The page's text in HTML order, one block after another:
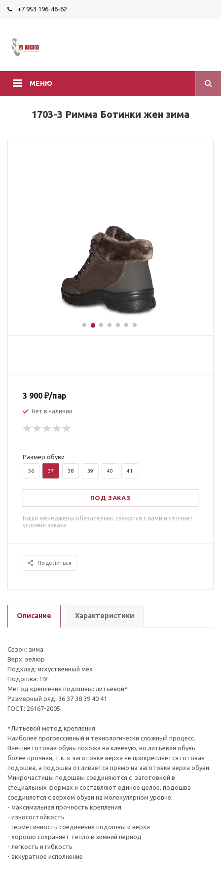
+7 953 196-46-62
МЕНЮ
1703-3 Римма Ботинки жен зима
3 900 ₽/пар
Нет в наличии
Размер обуви
36 37 38 39 40 41
ПОД ЗАКАЗ
Наши менеджеры обязательно свяжутся с вами и уточнят
условия заказа
Поделиться
Описание Характеристики
Сезон: зима
Верх: велюр
Подклад: искуственный мех
Подошва: ПУ
Метод крепления подошвы: литьевой*
Размерный ряд: 36 37 38 39 40 41
ГОСТ: 26167-2005
*Литьевой метод крепления
Наиболее прогрессивный и технологически сложный процесс.
Внешне готовая обувь похожа на клеевую, но литьевая обувь
более прочная, т.к. к заготовке верха не прикрепляется готовая
подошва, а подошва отливается прямо на заготовке верха обуви.
Микрочастицы подошвы соединяются с заготовкой в
специальных формах и составляют единое целое, подошва
соединяется с верхом обуви на молекулярном уровне.
- максимальная прочность крепления
- износостойкость
- герметичность соединения подошвы и верха
- хорошо сохраняет тепло в зимний период
- легкость и гибкость
- аккуратное исполнение